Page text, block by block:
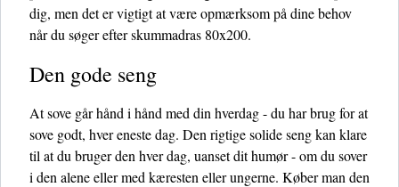
dig, men det er vigtigt at være opmærksom på dine behov
når du søger efter skummadras 80x200.
Den gode seng
At sove går hånd i hånd med din hverdag - du har brug for at
sove godt, hver eneste dag. Den rigtige solide seng kan klare
til at du bruger den hver dag, uanset dit humør - om du sover
i den alene eller med kæresten eller ungerne. Køber man den